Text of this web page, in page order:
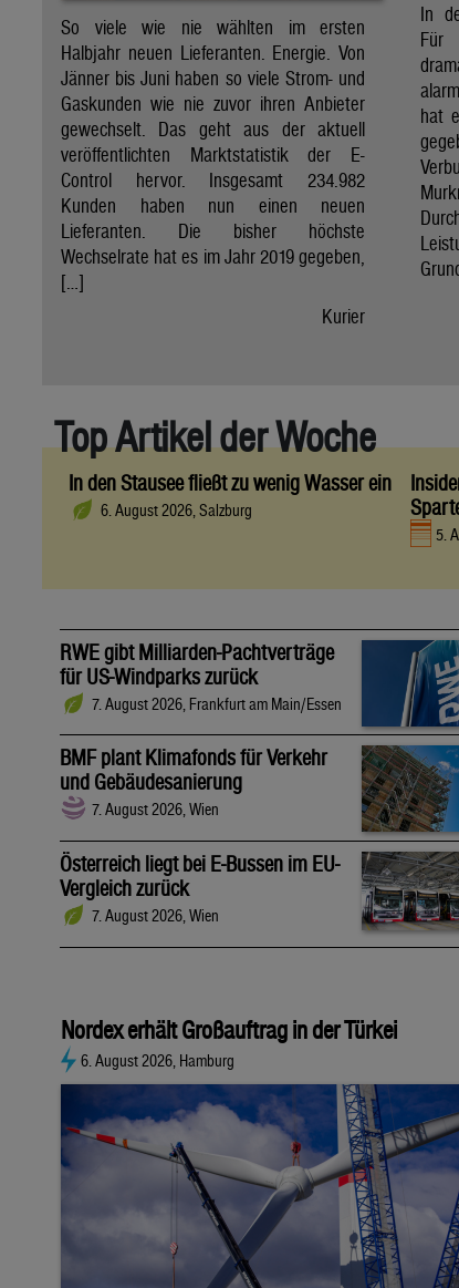
So viele wie nie wählten im ersten
Halbjahr neuen Lieferanten. Energie. Von
Jänner bis Juni haben so viele Strom- und
Gaskunden wie nie zuvor ihren Anbieter
gewechselt. Das geht aus der aktuell
veröffentlichten Marktstatistik der E-
Control hervor. Insgesamt 234.982
Kunden haben nun einen neuen
Lieferanten. Die bisher höchste
Wechselrate hat es im Jahr 2019 gegeben,
[…]
Kurier
In
Für
hat
Top Artikel der Woche
In den Stausee fließt zu wenig Wasser ein
6. August 2026, Salzburg
5.
RWE gibt Milliarden-Pachtverträge
für US-Windparks zurück
7. August 2026, Frankfurt am Main/Essen
BMF plant Klimafonds für Verkehr
und Gebäudesanierung
7. August 2026, Wien
Österreich liegt bei E-Bussen im EU-
Vergleich zurück
7. August 2026, Wien
Nordex erhält Großauftrag in der Türkei
6. August 2026, Hamburg